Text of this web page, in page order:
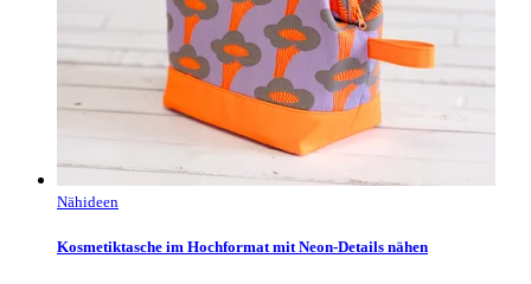
Nähideen
Kosmetiktasche im Hochformat mit Neon-Details nähen